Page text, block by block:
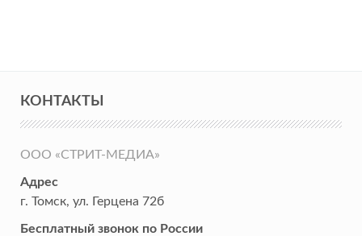
КОНТАКТЫ
ООО «СТРИТ-МЕДИА»
Адрес
г. Томск, ул. Герцена 72б
Бесплатный звонок по России